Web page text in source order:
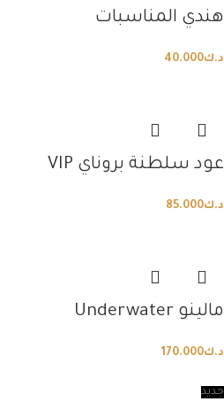
هندي المناسبات
د.ك40.000
عود سلطنة بروناي VIP
د.ك85.000
مالينو Underwater
د.ك170.000
جديد